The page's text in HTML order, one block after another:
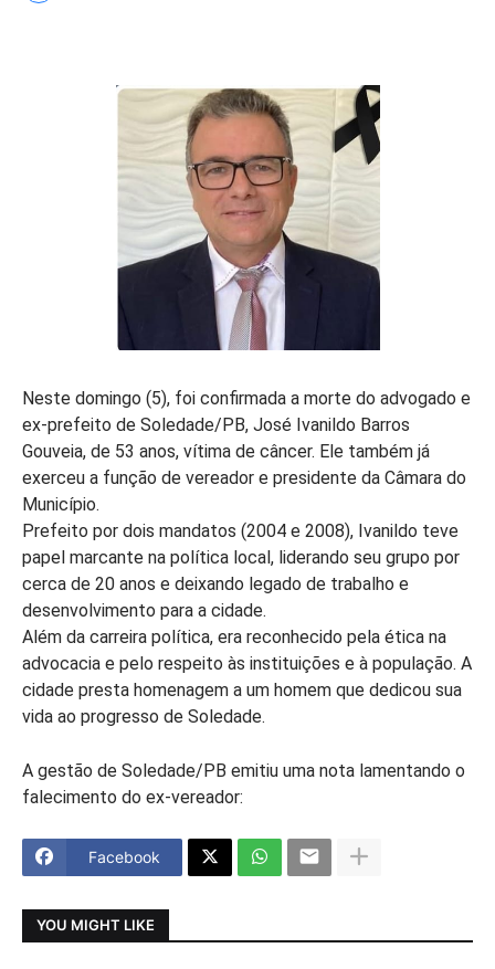
Neste domingo (5), foi confirmada a morte do advogado e
ex-prefeito de Soledade/PB, José Ivanildo Barros
Gouveia, de 53 anos, vítima de câncer. Ele também já
exerceu a função de vereador e presidente da Câmara do
Município.
Prefeito por dois mandatos (2004 e 2008), Ivanildo teve
papel marcante na política local, liderando seu grupo por
cerca de 20 anos e deixando legado de trabalho e
desenvolvimento para a cidade.
Além da carreira política, era reconhecido pela ética na
advocacia e pelo respeito às instituições e à população. A
cidade presta homenagem a um homem que dedicou sua
vida ao progresso de Soledade.
A gestão de Soledade/PB emitiu uma nota lamentando o
falecimento do ex-vereador:
Facebook
YOU MIGHT LIKE